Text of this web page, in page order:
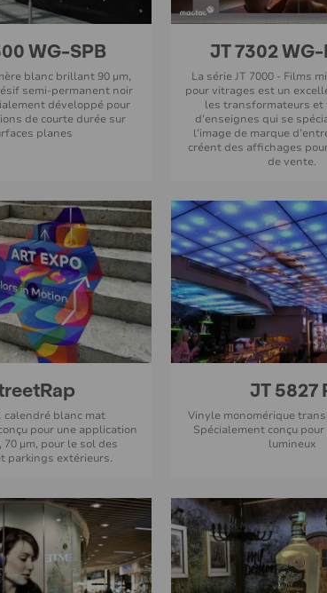
WG-SPB
blanc brillant 90 µm,
semi-permanent noir
développé pour
de courte durée sur
planes
JT 7302
La série JT 7000 - Films
pour vitrages est un
les transformateurs et
d’enseignes qui se
l’image de marque
créent des affichages
de vente.
calendré blanc mat
pour une application
70 µm, pour le sol des
parkings extérieurs.
JT 5827
Vinyle monomérique
Spécialement conçu
lumineux